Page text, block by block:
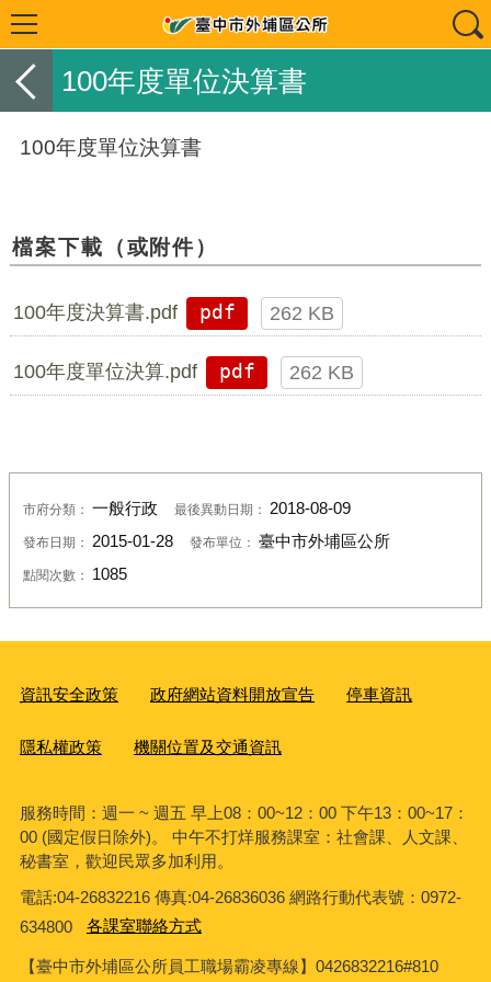
100年度單位決算書
100年度單位決算書
檔案下載（或附件）
100年度決算書.pdf pdf 262 KB
100年度單位決算.pdf pdf 262 KB
市府分類： 一般行政 最後異動日期： 2018-08-09
發布日期： 2015-01-28 發布單位： 臺中市外埔區公所
點閱次數： 1085
資訊安全政策 政府網站資料開放宣告 停車資訊
隱私權政策 機關位置及交通資訊
服務時間：週一 ~ 週五 早上08：00~12：00 下午13：00~17：
00 (國定假日除外)。 中午不打烊服務課室：社會課、人文課、
秘書室，歡迎民眾多加利用。
電話:04-26832216 傳真:04-26836036 網路行動代表號：0972-
634800
各課室聯絡方式
【臺中市外埔區公所員工職場霸凌專線】0426832216#810